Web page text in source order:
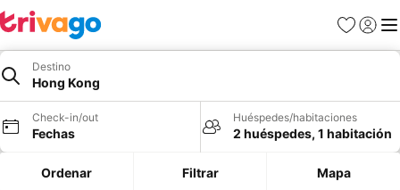
Favoritos
Iniciar
Destino
Hong Kong
Check-in/out
Fechas
Huéspedes/habitaciones
2 huéspedes, 1 habitación
Ordenar Filtrar Mapa